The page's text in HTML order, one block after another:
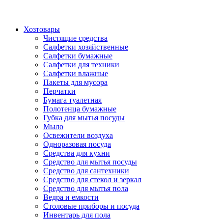
Хозтовары
Чистящие средства
Салфетки хозяйственные
Салфетки бумажные
Салфетки для техники
Салфетки влажные
Пакеты для мусора
Перчатки
Бумага туалетная
Полотенца бумажные
Губка для мытья посуды
Мыло
Освежители воздуха
Одноразовая посуда
Средства для кухни
Средство для мытья посуды
Средство для сантехники
Средство для стекол и зеркал
Средство для мытья пола
Ведра и емкости
Столовые приборы и посуда
Инвентарь для пола